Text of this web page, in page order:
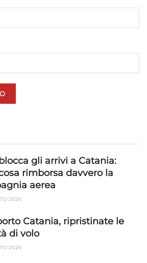
e contenuto,
Sempre attivo
gli arrivi a Catania:
rimborsa davvero la
aerea
2026
Catania, ripristinate le
di volo
2026